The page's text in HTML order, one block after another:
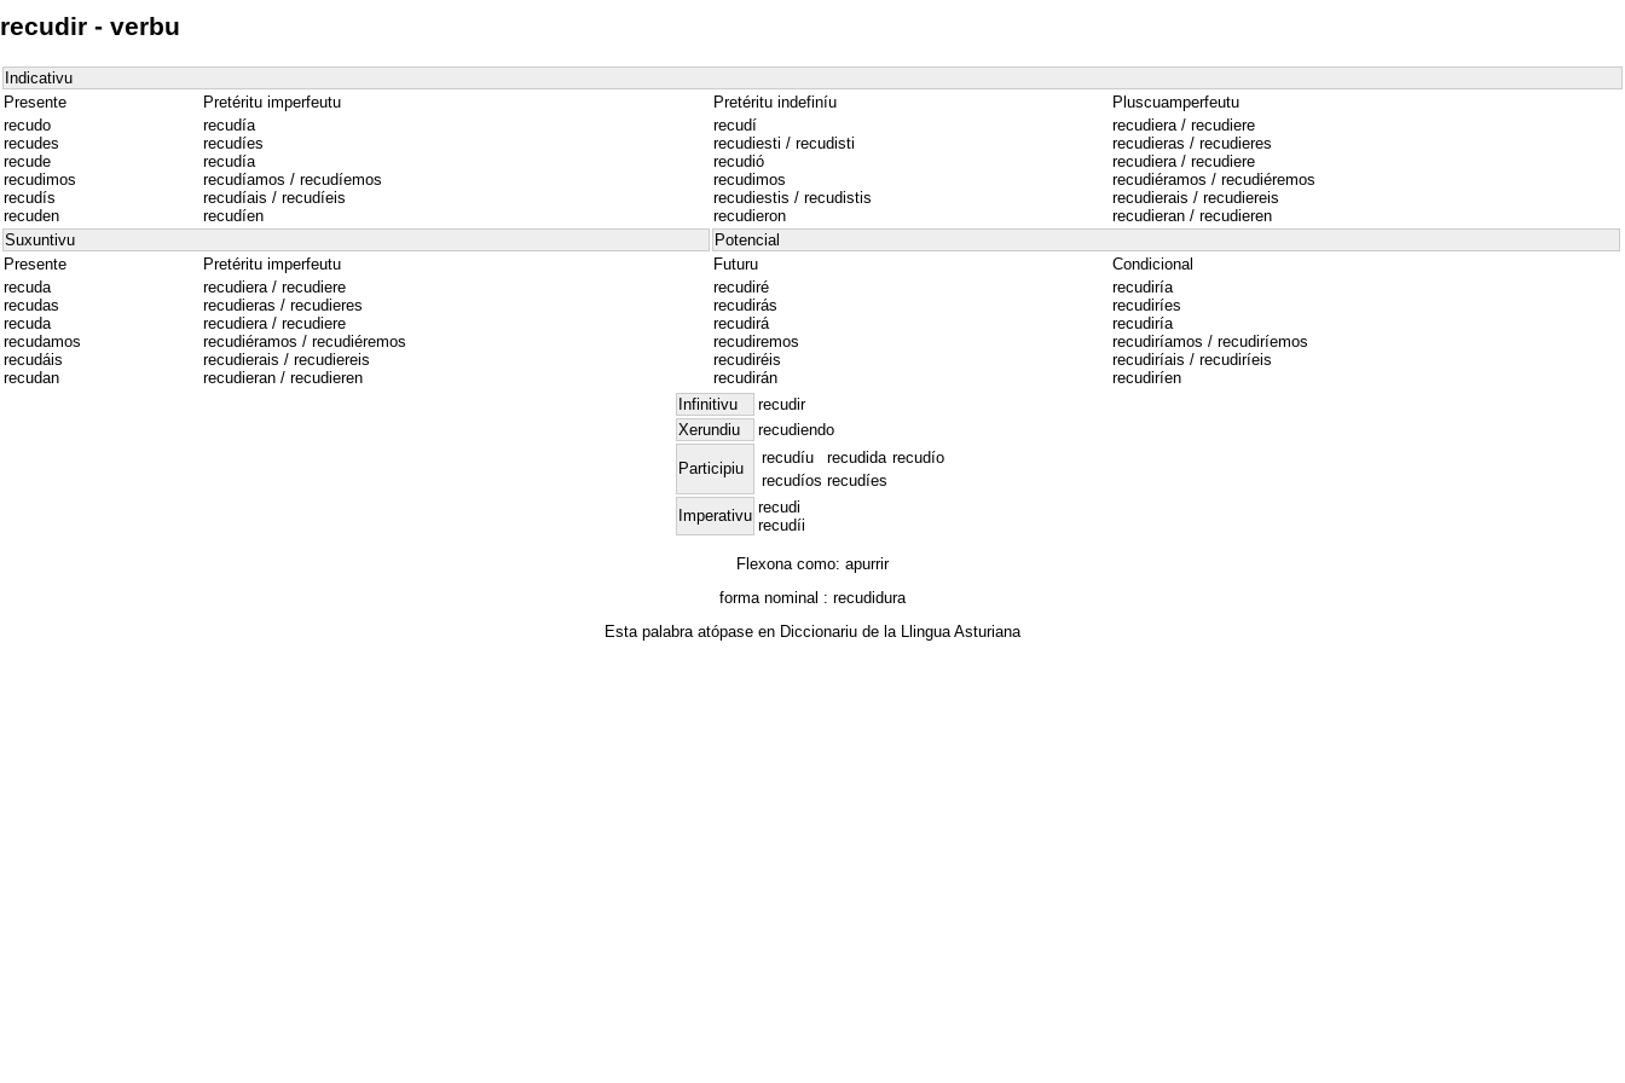
recudir - verbu
Indicativu
Presente
Pretéritu imperfeutu Pretéritu indefiníu
Pluscuamperfeutu
recudo
recudes
recude
recudimos
recudís
recuden
recudía
recudíes
recudía
recudíamos / recudíemos
recudíais / recudíeis
recudíen
recudí
recudiesti / recudisti
recudió
recudimos
recudiestis / recudistis
recudieron
recudiera / recudiere
recudieras / recudieres
recudiera / recudiere
recudiéramos / recudiéremos
recudierais / recudiereis
recudieran / recudieren
Suxuntivu
Potencial
Presente
Pretéritu imperfeutu Futuru
Condicional
recuda
recudas
recuda
recudamos
recudáis
recudan
recudiera / recudiere
recudieras / recudieres
recudiera / recudiere
recudiéramos / recudiéremos
recudierais / recudiereis
recudieran / recudieren
recudiré
recudirás
recudirá
recudiremos
recudiréis
recudirán
recudiría
recudiríes
recudiría
recudiríamos / recudiríemos
recudiríais / recudiríeis
recudiríen
Infinitivu
recudir
Xerundiu
recudiendo
Participiu
recudíu recudida recudío
recudíos recudíes
Imperativu recudi
recudíi
Flexona como: apurrir
forma nominal : recudidura
Esta palabra atópase en Diccionariu de la Llingua Asturiana